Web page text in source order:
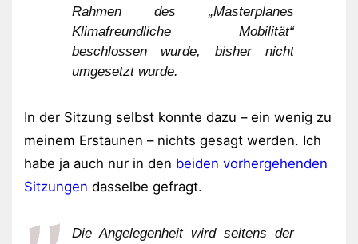
Rahmen des „Masterplanes
Klimafreundliche Mobilität“
beschlossen wurde, bisher nicht
umgesetzt wurde.
In der Sitzung selbst konnte dazu – ein wenig zu
meinem Erstaunen – nichts gesagt werden. Ich
habe ja auch nur in den beiden vorhergehenden
Sitzungen dasselbe gefragt.
Die Angelegenheit wird seitens der